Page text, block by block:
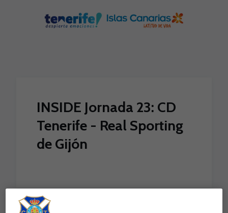
INSIDE Jornada 23: CD
Tenerife - Real Sporting
de Gijón